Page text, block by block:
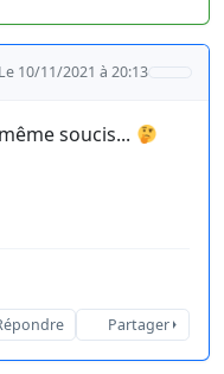
Le 10/11/2021 à 20:13
soucis...
Partager